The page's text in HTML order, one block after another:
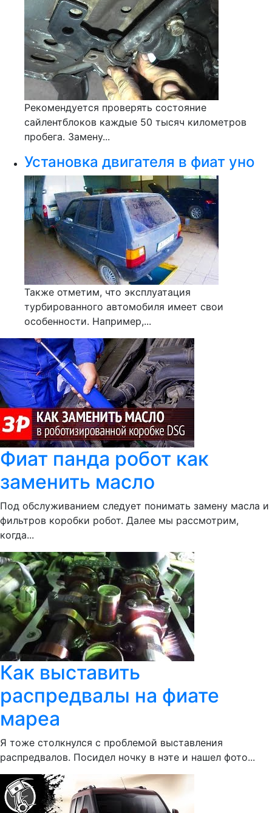
Рекомендуется проверять состояние
сайлентблоков каждые 50 тысяч километров
пробега. Замену...
Установка двигателя в фиат уно
Также отметим, что эксплуатация
турбированного автомобиля имеет свои
особенности. Например,...
Фиат панда робот как
заменить масло
Под обслуживанием следует понимать замену масла и
фильтров коробки робот. Далее мы рассмотрим,
когда...
Как выставить
распредвалы на фиате
мареа
Я тоже столкнулся с проблемой выставления
распредвалов. Посидел ночку в нэте и нашел фото...